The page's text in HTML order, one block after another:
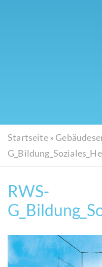
Startseite»
RWS-